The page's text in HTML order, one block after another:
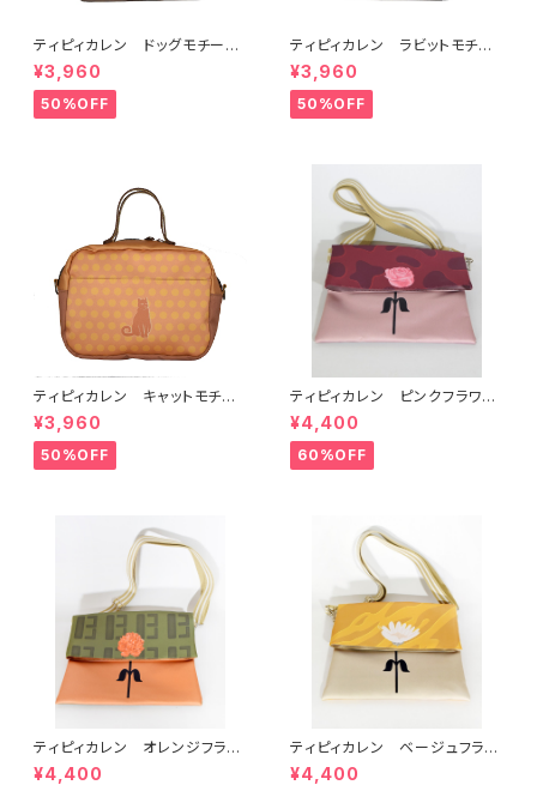
ティピィカレン ドッグモチーフ
ボックス2WAYバッグ
¥3,960
50%OFF
ティピィカレン ラビットモチー
フボックス2WAYバッグ
¥3,960
50%OFF
ティピィカレン キャットモチー
フボックス2WAYバッグ
¥3,960
50%OFF
ティピィカレン ピンクフラワー
柄クラッチ型２WAYバッグ
¥4,400
60%OFF
ティピィカレン オレンジフラワ
ー柄クラッチ型２WAYバッグ
¥4,400
ティピィカレン ベージュフラワ
ー柄クラッチ型２WAYバッグ
¥4,400